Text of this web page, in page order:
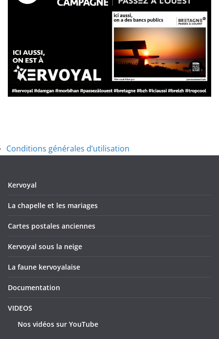
Conditions générales d’utilisation
Kervoyal
La chapelle et les mariages
Cartes postales anciennes
Kervoyal sous la neige
La faune kervoyalaise
Documentation
VIDEOS
Nos vidéos sur YouTube